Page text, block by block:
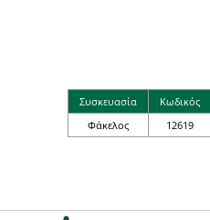
Συσκευασία
Κωδικός
Φάκελος
12619